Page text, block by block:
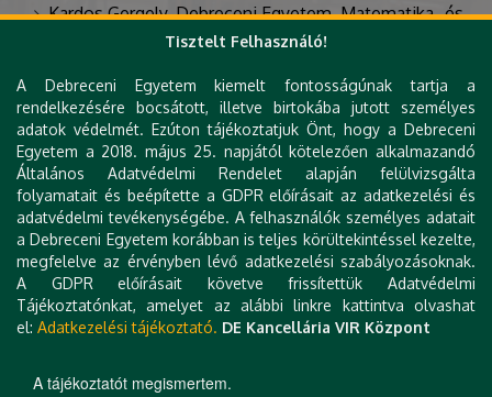
Kardos Gergely, Debreceni Egyetem, Matematika- és
Számítástudományi DI,kardos.gergely@science.unideb.
Báró Emőke, Debreceni Egyetem, Matematika- és
Számítástudományi DI,baro.emoke@science.unideb.hu
Bihari Gábor, Debreceni Egyetem, Matematika- és
Számítástudományi DI,biharigabor@science.unideb.hu
Lócska Orsolya, Debreceni Egyetem, Matematika- és
Számítástudományi DI,locska.orsolya@science.unideb.
hu
Tisztelt Felhasználó!
A Debreceni Egyetem kiemelt fontosságúnak tartja a
rendelkezésére bocsátott, illetve birtokába jutott személyes
adatok védelmét. Ezúton tájékoztatjuk Önt, hogy a Debreceni
Egyetem a 2018. május 25. napjától kötelezően alkalmazandó
Általános Adatvédelmi Rendelet alapján felülvizsgálta
folyamatait és beépítette a GDPR előírásait az adatkezelési és
adatvédelmi tevékenységébe. A felhasználók személyes adatait
a Debreceni Egyetem korábban is teljes körültekintéssel kezelte,
megfelelve az érvényben lévő adatkezelési szabályozásoknak.
A GDPR előírásait követve frissítettük Adatvédelmi
Tájékoztatónkat, amelyet az alábbi linkre kattintva olvashat
el: Adatkezelési tájékoztató. DE Kancellária VIR Központ
A tájékoztatót megismertem.